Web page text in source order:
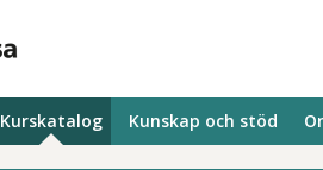
Kurskatalog Kunskap och stöd